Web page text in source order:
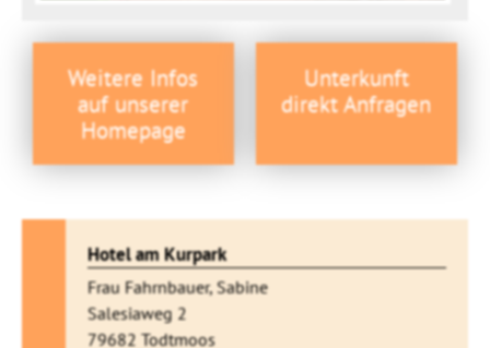
Weitere Infos
auf unserer
Homepage
Unterkunft
direkt Anfragen
Hotel am Kurpark
Frau Fahrnbauer, Sabine
Salesiaweg 2
79682 Todtmoos